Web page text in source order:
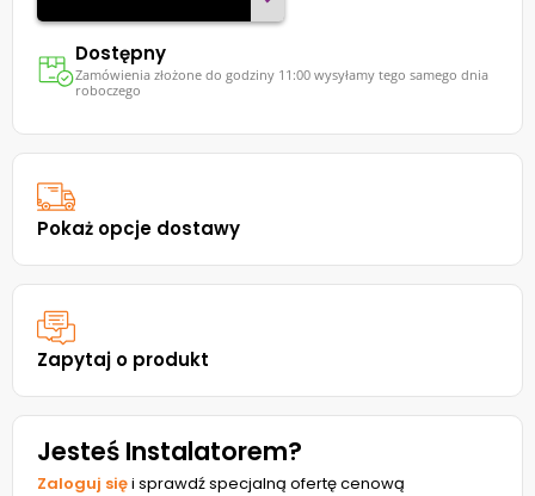
Dostępny
Zamówienia złożone do godziny 11:00 wysyłamy tego samego dnia
roboczego
Pokaż opcje dostawy
Zapytaj o produkt
Jesteś Instalatorem?
Zaloguj sięi sprawdź specjalną ofertę cenową